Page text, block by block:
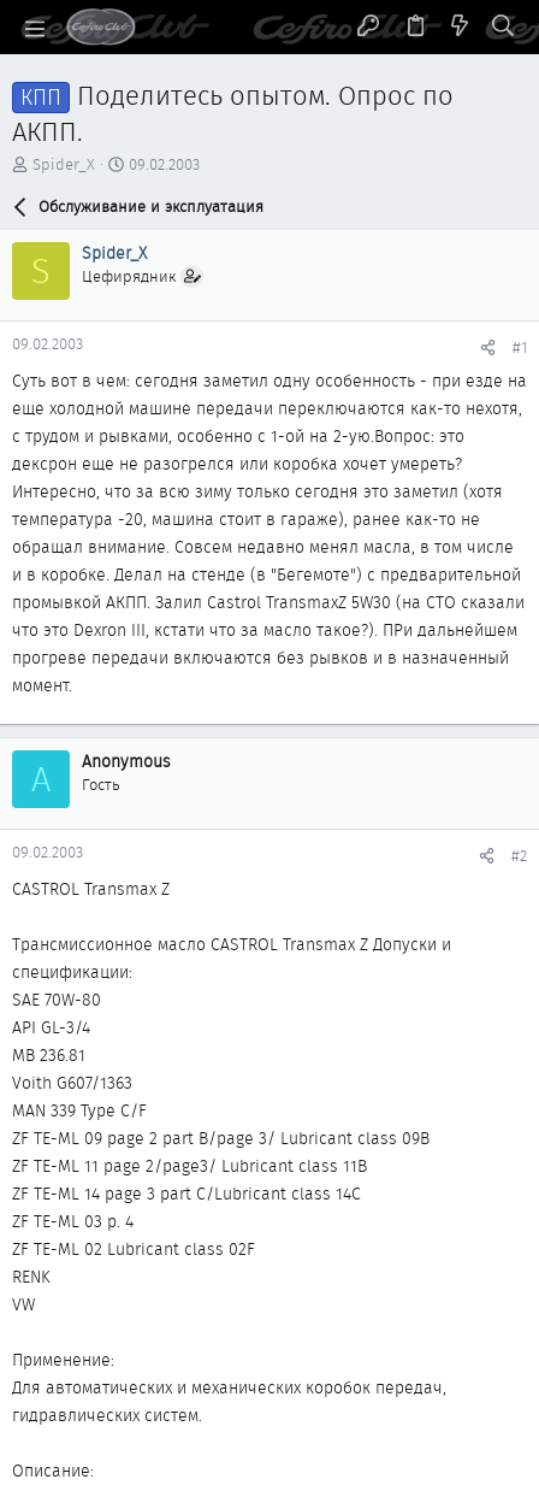
КПП
Поделитесь опытом. Опрос по
АКПП.
А
р
т
м
ы
Spider_X
Д
т
н
а
а
09.02.2003
Обслуживание и эксплуатация
S Spider_X
Цефирядник
09.02.2003 #1
Суть вот в чем: сегодня заметил одну особенность - при езде на
еще холодной машине передачи переключаются как-то нехотя,
с трудом и рывками, особенно с 1-ой на 2-ую.Вопрос: это
дексрон еще не разогрелся или коробка хочет умереть?
Интересно, что за всю зиму только сегодня это заметил (хотя
температура -20, машина стоит в гараже), ранее как-то не
обращал внимание. Совсем недавно менял масла, в том числе
и в коробке. Делал на стенде (в "Бегемоте") с предварительной
промывкой АКПП. Залил Castrol TransmaxZ 5W30 (на СТО сказали
что это Dexron III, кстати что за масло такое?). ПРи дальнейшем
прогреве передачи включаются без рывков и в назначенный
момент.
A Anonymous
Гость
09.02.2003 #2
CASTROL Transmax Z
Трансмиссионное масло CASTROL Transmax Z Допуски и
спецификации:
SAE 70W-80
API GL-3/4
MB 236.81
Voith G607/1363
MAN 339 Type C/F
ZF TE-ML 09 page 2 part B/page 3/ Lubricant class 09B
ZF TE-ML 11 page 2/page3/ Lubricant class 11B
ZF TE-ML 14 page 3 part C/Lubricant class 14C
ZF TE-ML 03 p. 4
ZF TE-ML 02 Lubricant class 02F
RENK
VW
Применение:
Для автоматических и механических коробок передач,
гидравлических систем.
Описание: